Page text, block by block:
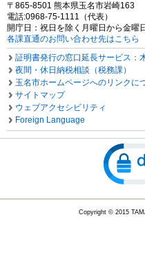
〒865-8501 熊本県玉名市岩崎163
電話:0968-75-1111（代表）
開庁日：祝日を除く月曜日から金曜
各課直通のお問い合わせ先はこちら
証明書発行の窓口延長サービス：
夜間・休日納税相談（税務課）
玉名市ホームページへのリンクに
サイトマップ
ウェブアクセシビリティ
Foreign Language
Copyright © 2015